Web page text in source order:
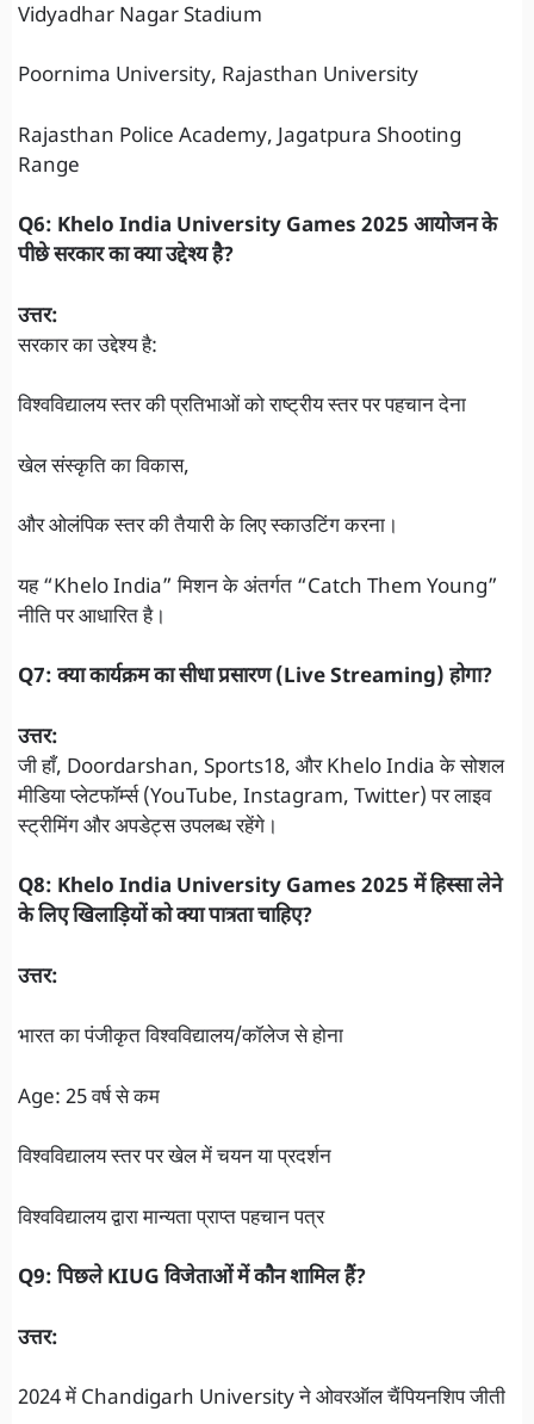
Vidyadhar Nagar Stadium
Poornima University, Rajasthan University
Rajasthan Police Academy, Jagatpura Shooting
Range
Q6: Khelo India University Games 2025 आयोजन के
पीछे सरकार का क्या उद्देश्य है?
उत्तर:
सरकार का उद्देश्य है:
विश्वविद्यालय स्तर की प्रतिभाओं को राष्ट्रीय स्तर पर पहचान देना
खेल संस्कृति का विकास,
और ओलंपिक स्तर की तैयारी के लिए स्काउटिंग करना।
यह “Khelo India” मिशन के अंतर्गत “Catch Them Young”
नीति पर आधारित है।
Q7: क्या कार्यक्रम का सीधा प्रसारण (Live Streaming) होगा?
उत्तर:
जी हाँ, Doordarshan, Sports18, और Khelo India के सोशल
मीडिया प्लेटफॉर्म्स (YouTube, Instagram, Twitter) पर लाइव
स्ट्रीमिंग और अपडेट्स उपलब्ध रहेंगे।
Q8: Khelo India University Games 2025 में हिस्सा लेने
के लिए खिलाड़ियों को क्या पात्रता चाहिए?
उत्तर:
भारत का पंजीकृत विश्वविद्यालय/कॉलेज से होना
Age: 25 वर्ष से कम
विश्वविद्यालय स्तर पर खेल में चयन या प्रदर्शन
विश्वविद्यालय द्वारा मान्यता प्राप्त पहचान पत्र
Q9: पिछले KIUG विजेताओं में कौन शामिल हैं?
उत्तर:
2024 में Chandigarh University ने ओवरऑल चैंपियनशिप जीती